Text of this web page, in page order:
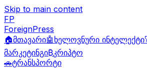
Skip to main content
FP
ForeignPress
🏠მთავარი🤖 ხელოვნური ინტელექტი
მარკეტინგი₿კრიპტო
🚗ტრანსპორტი